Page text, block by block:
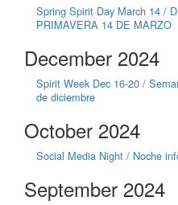
Spring Spirit Day March 14 /
PRIMAVERA 14 DE MARZO
December 2024
Spirit Week Dec 16-20 /
de diciembre
October 2024
Social Media Night / Noche
September 2024